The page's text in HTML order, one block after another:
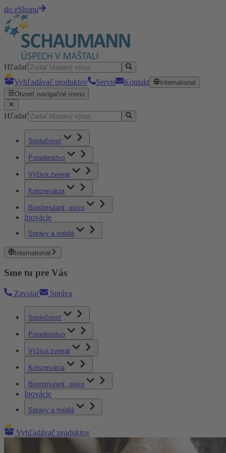
do eShopu
Hľadať
Vyhľadávač produktov
Servis Kontakt
International
Otvoriť navigačné menu
Hľadať
Spoločnosť
Poradenstvo
Výživa zvierat
Konzervácia
Biostimulant, osivo
Inovácie
Správy a médiá
International
Sme tu pre Vás
Zavolať Správa
Spoločnosť
Poradenstvo
Výživa zvierat
Konzervácia
Biostimulant, osivo
Inovácie
Správy a médiá
Vyhľadávač produktov